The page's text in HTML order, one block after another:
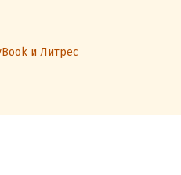
и Литрес